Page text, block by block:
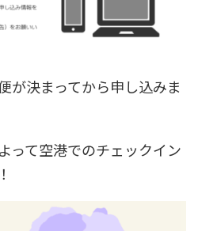
が決まってから申し込みま
って空港でのチェックイン